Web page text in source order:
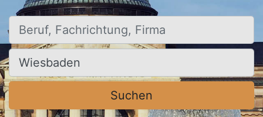
Beruf, Fachrichtung, Firma
Ort, Stadt
Suchen